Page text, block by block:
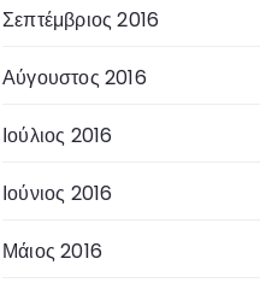
Σεπτέμβριος 2016
Αύγουστος 2016
Ιούλιος 2016
Ιούνιος 2016
Μάιος 2016